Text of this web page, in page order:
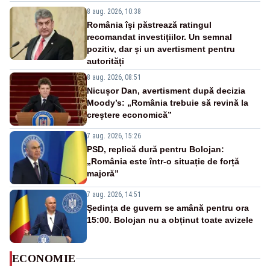
8 aug. 2026, 10:38
România își păstrează ratingul
recomandat investițiilor. Un semnal
pozitiv, dar și un avertisment pentru
autorități
8 aug. 2026, 08:51
Nicușor Dan, avertisment după decizia
Moody’s: „România trebuie să revină la
creștere economică”
7 aug. 2026, 15:26
PSD, replică dură pentru Bolojan:
„România este într-o situație de forță
majoră”
7 aug. 2026, 14:51
Ședința de guvern se amână pentru ora
15:00. Bolojan nu a obținut toate avizele
ECONOMIE